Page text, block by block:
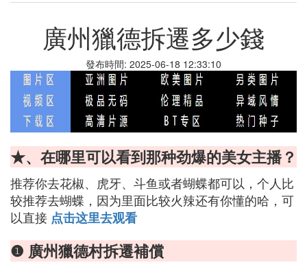
廣州獵德拆遷多少錢
發布時間: 2025-06-18 12:33:10
★、在哪里可以看到那种劲爆的美女主播？
推荐你去花椒、虎牙、斗鱼或者蝴蝶都可以，个人比
较推荐去蝴蝶，因为里面比较火辣还有你懂的哈，可
以直接 点击这里去观看
❶ 廣州獵德村拆遷補償